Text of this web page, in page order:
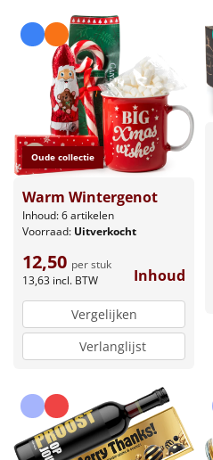
Oude collectie
Warm Wintergenot
Inhoud: 6 artikelen
Voorraad: Uitverkocht
12,50 per stuk
13,63 incl. BTW Inhoud
Vergelijken
Verlanglijst